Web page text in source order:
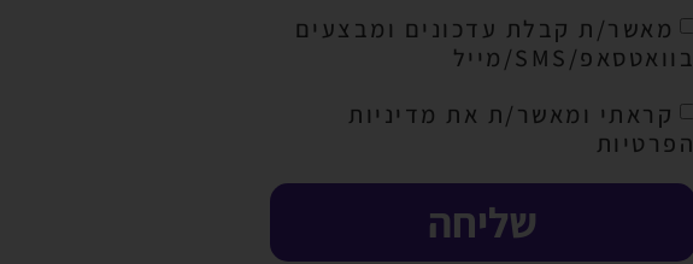
מאשר/ת קבלת עדכונים ומבצעים
בוואטסאפ/SMS/מייל
קראתי ומאשר/ת את מדיניות
הפרטיות
שליחה